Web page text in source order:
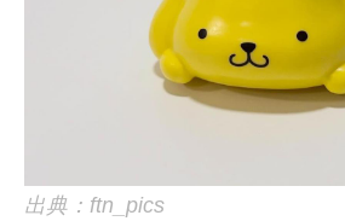
出典：ftn_pics